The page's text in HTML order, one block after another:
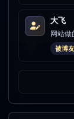
大飞
网站做
被博